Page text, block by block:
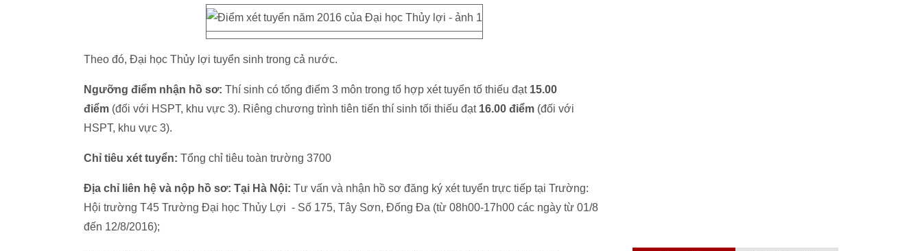
Theo đó, Đại học Thủy lợi tuyển sinh trong cả nước.
Ngưỡng điểm nhận hồ sơ: Thí sinh có tổng điểm 3 môn trong tổ hợp xét tuyển tố thiếu đạt 15.00
điểm (đối với HSPT, khu vực 3). Riêng chương trình tiên tiến thí sinh tối thiếu đạt 16.00 điểm (đối với
HSPT, khu vực 3).
Chỉ tiêu xét tuyển: Tổng chỉ tiêu toàn trường 3700
Địa chỉ liên hệ và nộp hồ sơ: Tại Hà Nội: Tư vấn và nhận hồ sơ đăng ký xét tuyển trực tiếp tại Trường:
Hội trường T45 Trường Đại học Thủy Lợi - Số 175, Tây Sơn, Đống Đa (từ 08h00-17h00 các ngày từ 01/8
đến 12/8/2016);